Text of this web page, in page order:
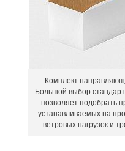
Комплект
Большой выбор
позволяет подобрать
устанавливаемых на
ветровых нагрузок и